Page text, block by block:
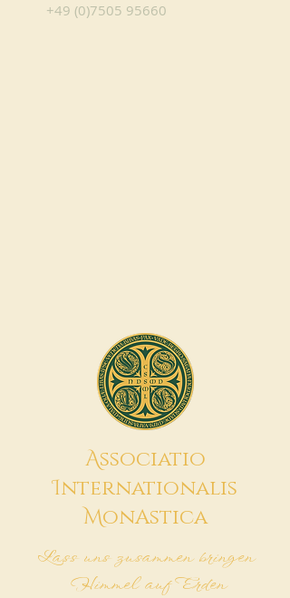
+49 (0)7505 95660
Associatio
Internationalis
MonAstica
Lass uns zusammen bringen
Himmel auf Erden